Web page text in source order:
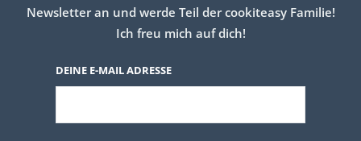
Newsletter an und werde Teil der cookiteasy Familie!
Ich freu mich auf dich!
DEINE E-MAIL ADRESSE